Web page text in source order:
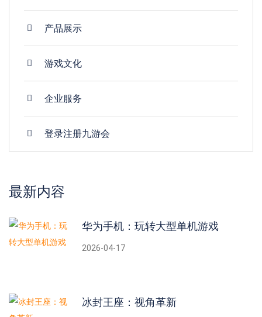
产品展示
游戏文化
企业服务
登录注册九游会
最新内容
华为手机：玩转大型单机游戏
2026-04-17
冰封王座：视角革新